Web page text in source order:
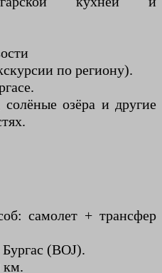
по региону).
озёра и другие
самолет + трансфер
(BOJ).
км.